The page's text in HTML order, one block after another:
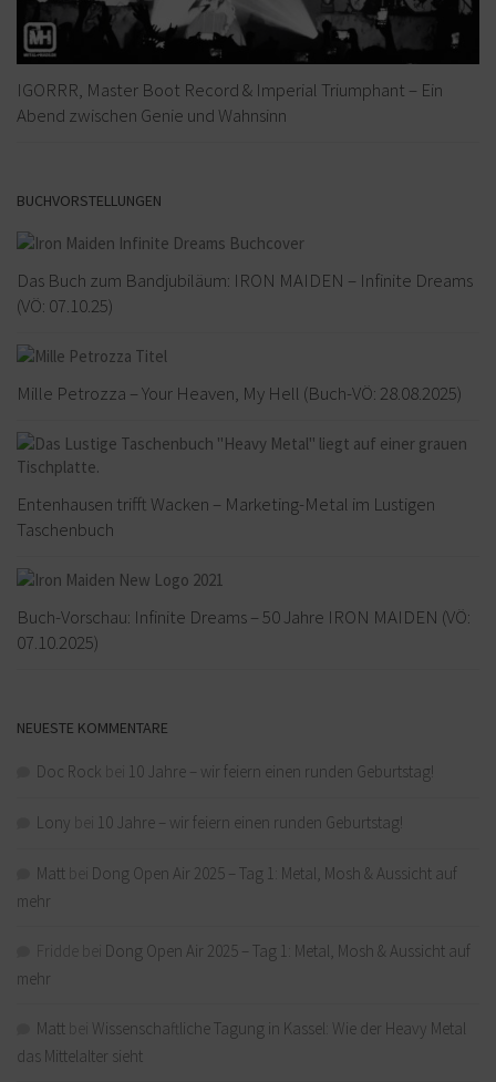
IGORRR, Master Boot Record & Imperial Triumphant – Ein
Abend zwischen Genie und Wahnsinn
BUCHVORSTELLUNGEN
Das Buch zum Bandjubiläum: IRON MAIDEN – Infinite Dreams
(VÖ: 07.10.25)
Mille Petrozza – Your Heaven, My Hell (Buch-VÖ: 28.08.2025)
Entenhausen trifft Wacken – Marketing-Metal im Lustigen
Taschenbuch
Buch-Vorschau: Infinite Dreams – 50 Jahre IRON MAIDEN (VÖ:
07.10.2025)
NEUESTE KOMMENTARE
Doc Rock 10 Jahre – wir feiern einen runden Geburtstag!
Lony 10 Jahre – wir feiern einen runden Geburtstag!
Matt
Dong Open Air 2025 – Tag 1: Metal, Mosh & Aussicht auf
mehr
Dong Open Air 2025 – Tag 1: Metal, Mosh & Aussicht auf
mehr
Matt
Wissenschaftliche Tagung in Kassel: Wie der Heavy Metal
das Mittelalter sieht